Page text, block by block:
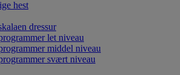
hest
dressur
let niveau
middel niveau
svært niveau